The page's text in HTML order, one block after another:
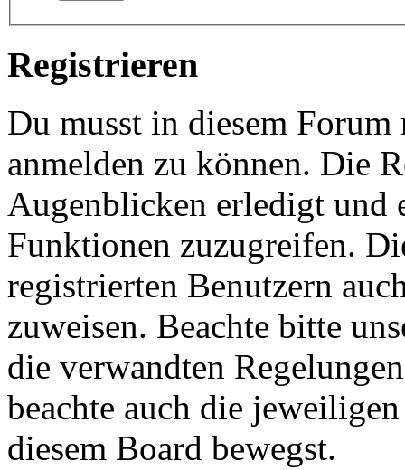
Registrieren
Du musst in diesem
anmelden zu können. Die
Augenblicken erledigt und
Funktionen zuzugreifen.
registrierten Benutzern
zuweisen. Beachte bitte
die verwandten
beachte auch die
diesem Board bewegst.